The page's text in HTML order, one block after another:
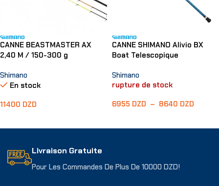
CANNE BEASTMASTER AX
2,40 M / 150-300 g
Shimano
En stock
11400 DZD
CANNE SHIMANO Alivio BX
Boat Telescopique
Shimano
rupture de stock
6955 DZD – 8640 DZD
Livraison Gratuite
Pour Les Commandes De Plus De 10000 DZD!